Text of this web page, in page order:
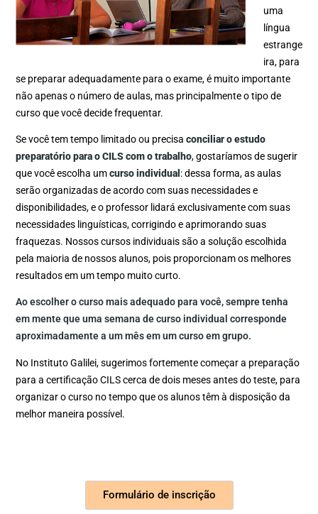
uma
língua
estrange
ira, para
se preparar adequadamente para o exame, é muito importante
não apenas o número de aulas, mas principalmente o tipo de
curso que você decide frequentar.
Se você tem tempo limitado ou precisa conciliar o estudo
preparatório para o CILS com o trabalho, gostaríamos de sugerir
que você escolha umcurso individual : dessa forma, as aulas
serão organizadas de acordo com suas necessidades e
disponibilidades, e o professor lidará exclusivamente com suas
necessidades linguísticas, corrigindo e aprimorando suas
fraquezas. Nossos cursos individuais são a solução escolhida
pela maioria de nossos alunos, pois proporcionam os melhores
resultados em um tempo muito curto.
Ao escolher o curso mais adequado para você, sempre tenha
em mente que uma semana de curso individual corresponde
aproximadamente a um mês em um curso em grupo.
No Instituto Galilei, sugerimos fortemente começar a preparação
para a certificação CILS cerca de dois meses antes do teste, para
organizar o curso no tempo que os alunos têm à disposição da
melhor maneira possível.
Formulário de inscrição